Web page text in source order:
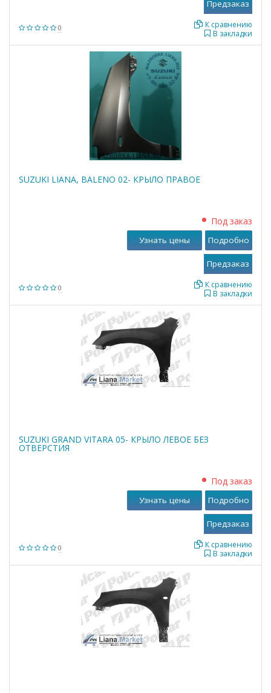
0
В закладки
К сравнению
SUZUKI LIANA, BALENO 02- КРЫЛО ПРАВОЕ
0
Под заказ
В закладки
К сравнению
Узнать цены Подробно
SUZUKI GRAND VITARA 05- КРЫЛО ЛЕВОЕ БЕЗ
ОТВЕРСТИЯ
0
Под заказ
В закладки
К сравнению
Узнать цены Подробно